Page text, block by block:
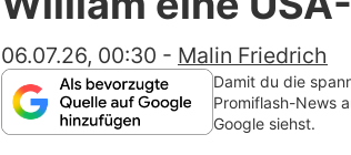
06.07.26, 00:30 - Malin Friedrich
Damit du die
Promiflash-News
Google siehst.